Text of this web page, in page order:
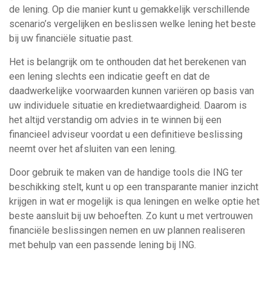
de lening. Op die manier kunt u gemakkelijk verschillende
scenario’s vergelijken en beslissen welke lening het beste
bij uw financiële situatie past.
Het is belangrijk om te onthouden dat het berekenen van
een lening slechts een indicatie geeft en dat de
daadwerkelijke voorwaarden kunnen variëren op basis van
uw individuele situatie en kredietwaardigheid. Daarom is
het altijd verstandig om advies in te winnen bij een
financieel adviseur voordat u een definitieve beslissing
neemt over het afsluiten van een lening.
Door gebruik te maken van de handige tools die ING ter
beschikking stelt, kunt u op een transparante manier inzicht
krijgen in wat er mogelijk is qua leningen en welke optie het
beste aansluit bij uw behoeften. Zo kunt u met vertrouwen
financiële beslissingen nemen en uw plannen realiseren
met behulp van een passende lening bij ING.